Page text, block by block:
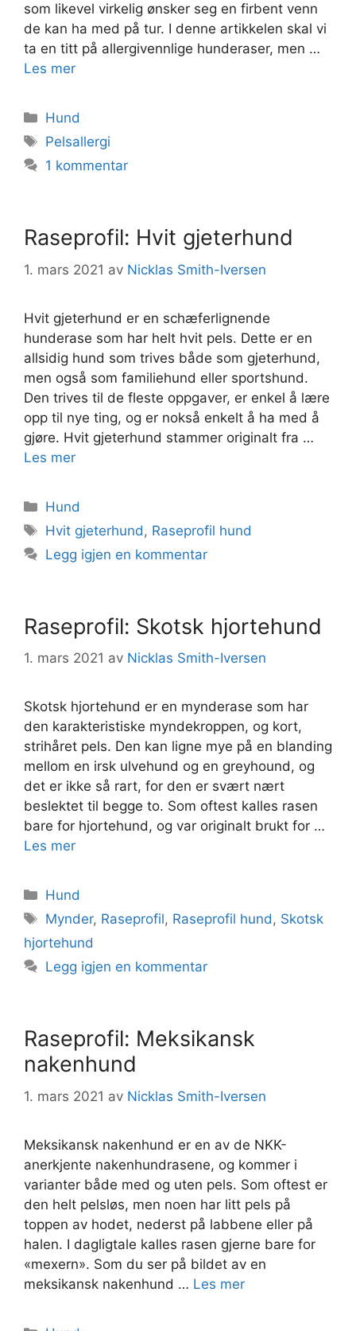
som likevel virkelig ønsker seg en firbent venn
de kan ha med på tur. I denne artikkelen skal vi
ta en titt på allergivennlige hunderaser, men …
Les mer
Kategorier
Hund
Stikkord
Pelsallergi
1 kommentar
Raseprofil: Hvit gjeterhund
1. mars 2021 av Nicklas Smith-Iversen
Hvit gjeterhund er en schæferlignende
hunderase som har helt hvit pels. Dette er en
allsidig hund som trives både som gjeterhund,
men også som familiehund eller sportshund.
Den trives til de fleste oppgaver, er enkel å lære
opp til nye ting, og er nokså enkelt å ha med å
gjøre. Hvit gjeterhund stammer originalt fra …
Les mer
Kategorier
Hund
Stikkord
Hvit gjeterhund , Raseprofil hund
Legg igjen en kommentar
Raseprofil: Skotsk hjortehund
1. mars 2021 av Nicklas Smith-Iversen
Skotsk hjortehund er en mynderase som har
den karakteristiske myndekroppen, og kort,
strihåret pels. Den kan ligne mye på en blanding
mellom en irsk ulvehund og en greyhound, og
det er ikke så rart, for den er svært nært
beslektet til begge to. Som oftest kalles rasen
bare for hjortehund, og var originalt brukt for …
Les mer
Kategorier
Hund
Stikkord
Mynder, Raseprofil, Raseprofil hund, Skotsk
hjortehund
Legg igjen en kommentar
Raseprofil: Meksikansk
nakenhund
1. mars 2021 av Nicklas Smith-Iversen
Meksikansk nakenhund er en av de NKK-
anerkjente nakenhundrasene, og kommer i
varianter både med og uten pels. Som oftest er
den helt pelsløs, men noen har litt pels på
toppen av hodet, nederst på labbene eller på
halen. I dagligtale kalles rasen gjerne bare for
«mexern». Som du ser på bildet av en
meksikansk nakenhund … Les mer